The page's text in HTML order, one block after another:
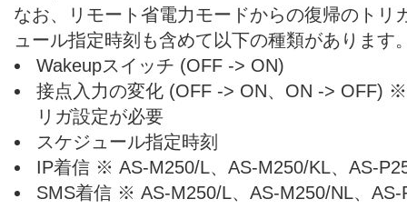
なお、リモート省電力モードからの復帰のトリ
ュール指定時刻も含めて以下の種類があります
Wakeupスイッチ (OFF -> ON)
接点入力の変化 (OFF -> ON、ON -> OFF)
リガ設定が必要
スケジュール指定時刻
IP着信 ※ AS-M250/L、AS-M250/KL、AS-
SMS着信 ※ AS-M250/L、AS-M250/NL、AS-